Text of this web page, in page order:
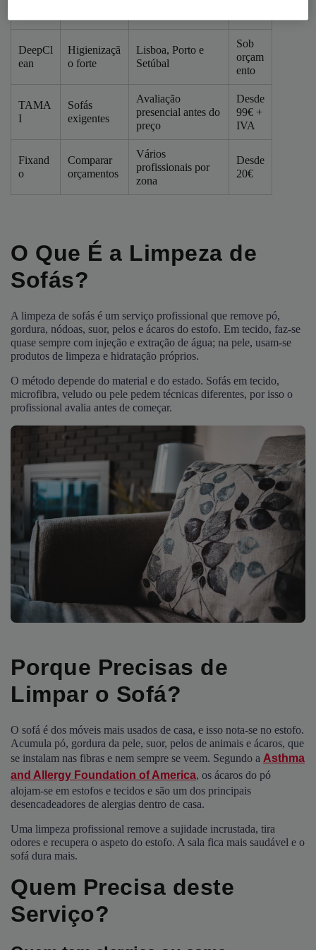
DeepCl
ean
Higienizaçã
o forte
Lisboa, Porto e
Setúbal
Sob
orçam
ento
TAMA
I
Sofás
exigentes
Avaliação
presencial antes do
preço
Desde
99€ +
IVA
Fixand
o
Comparar
orçamentos
Vários
profissionais por
zona
Desde
20€
O Que É a Limpeza de
Sofás?
A limpeza de sofás é um serviço profissional que remove pó,
gordura, nódoas, suor, pelos e ácaros do estofo. Em tecido, faz-se
quase sempre com injeção e extração de água; na pele, usam-se
produtos de limpeza e hidratação próprios.
O método depende do material e do estado. Sofás em tecido,
microfibra, veludo ou pele pedem técnicas diferentes, por isso o
profissional avalia antes de começar.
Porque Precisas de
Limpar o Sofá?
O sofá é dos móveis mais usados de casa, e isso nota-se no estofo.
Acumula pó, gordura da pele, suor, pelos de animais e ácaros, que
se instalam nas fibras e nem sempre se veem. Segundo a Asthma
and Allergy Foundation of America, os ácaros do pó
alojam-se em estofos e tecidos e são um dos principais
desencadeadores de alergias dentro de casa.
Uma limpeza profissional remove a sujidade incrustada, tira
odores e recupera o aspeto do estofo. A sala fica mais saudável e o
sofá dura mais.
Quem Precisa deste
Serviço?